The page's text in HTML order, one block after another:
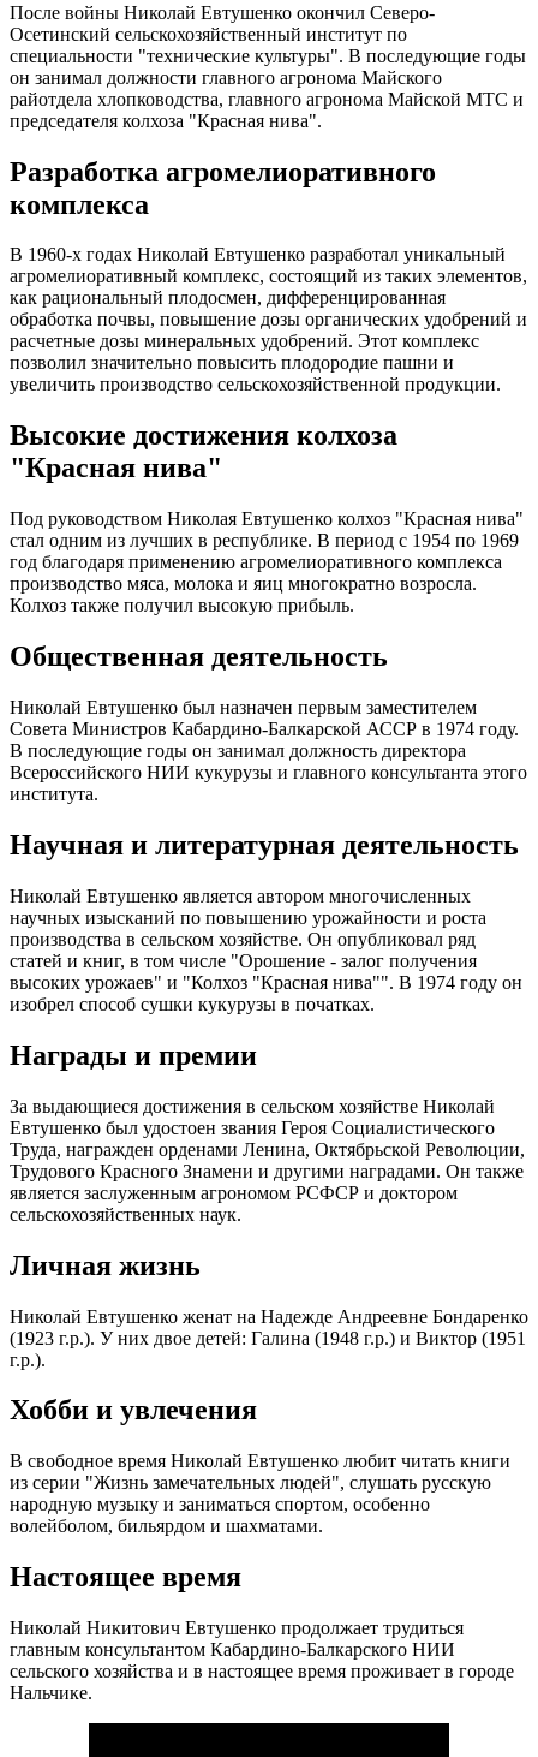
После войны Николай Евтушенко окончил Северо-
Осетинский сельскохозяйственный институт по
специальности "технические культуры". В последующие годы
он занимал должности главного агронома Майского
райотдела хлопководства, главного агронома Майской МТС и
председателя колхоза "Красная нива".
Разработка агромелиоративного
комплекса
В 1960-х годах Николай Евтушенко разработал уникальный
агромелиоративный комплекс, состоящий из таких элементов,
как рациональный плодосмен, дифференцированная
обработка почвы, повышение дозы органических удобрений и
расчетные дозы минеральных удобрений. Этот комплекс
позволил значительно повысить плодородие пашни и
увеличить производство сельскохозяйственной продукции.
Высокие достижения колхоза
"Красная нива"
Под руководством Николая Евтушенко колхоз "Красная нива"
стал одним из лучших в республике. В период с 1954 по 1969
год благодаря применению агромелиоративного комплекса
производство мяса, молока и яиц многократно возросла.
Колхоз также получил высокую прибыль.
Общественная деятельность
Николай Евтушенко был назначен первым заместителем
Совета Министров Кабардино-Балкарской АССР в 1974 году.
В последующие годы он занимал должность директора
Всероссийского НИИ кукурузы и главного консультанта этого
института.
Научная и литературная деятельность
Николай Евтушенко является автором многочисленных
научных изысканий по повышению урожайности и роста
производства в сельском хозяйстве. Он опубликовал ряд
статей и книг, в том числе "Орошение - залог получения
высоких урожаев" и "Колхоз "Красная нива"". В 1974 году он
изобрел способ сушки кукурузы в початках.
Награды и премии
За выдающиеся достижения в сельском хозяйстве Николай
Евтушенко был удостоен звания Героя Социалистического
Труда, награжден орденами Ленина, Октябрьской Революции,
Трудового Красного Знамени и другими наградами. Он также
является заслуженным агрономом РСФСР и доктором
сельскохозяйственных наук.
Личная жизнь
Николай Евтушенко женат на Надежде Андреевне Бондаренко
(1923 г.р.). У них двое детей: Галина (1948 г.р.) и Виктор (1951
г.р.).
Хобби и увлечения
В свободное время Николай Евтушенко любит читать книги
из серии "Жизнь замечательных людей", слушать русскую
народную музыку и заниматься спортом, особенно
волейболом, бильярдом и шахматами.
Настоящее время
Николай Никитович Евтушенко продолжает трудиться
главным консультантом Кабардино-Балкарского НИИ
сельского хозяйства и в настоящее время проживает в городе
Нальчике.